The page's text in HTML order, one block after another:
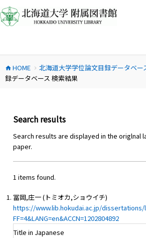
ン
テ
ス
キ
home HOME chevron_right 北海道大学学位論文目録データベー
録データベース 検索結果
Search results
Search results are displayed in the origlnal
paper.
1 items found.
冨岡,庄一 (トミオカ,ショウイチ)
https://www.lib.hokudai.ac.jp/dissertations/
FF=4&LANG=en&ACCN=1202804892
Title in Japanese